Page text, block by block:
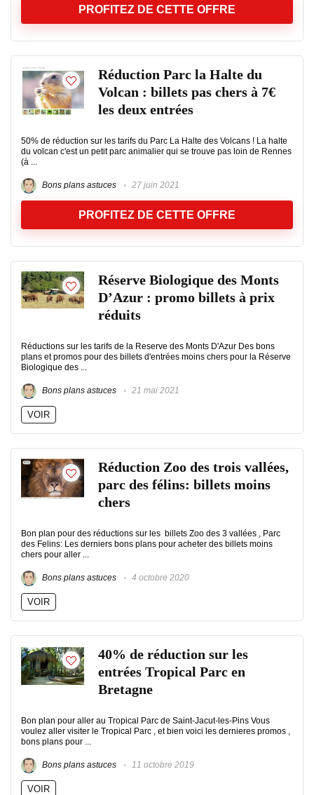
PROFITEZ DE CETTE OFFRE
Réduction Parc la Halte du
Volcan : billets pas chers à 7€
les deux entrées
50% de réduction sur les tarifs du Parc La Halte des Volcans ! La halte
du volcan c'est un petit parc animalier qui se trouve pas loin de Rennes
(à ...
Bons plans astuces 27 juin 2021
PROFITEZ DE CETTE OFFRE
Réserve Biologique des Monts
D’Azur : promo billets à prix
réduits
Réductions sur les tarifs de la Reserve des Monts D'Azur Des bons
plans et promos pour des billets d'entrées moins chers pour la Réserve
Biologique des ...
Bons plans astuces 21 mai 2021
VOIR
Réduction Zoo des trois vallées,
parc des félins: billets moins
chers
Bon plan pour des réductions sur les billets Zoo des 3 vallées , Parc
des Felins: Les derniers bons plans pour acheter des billets moins
chers pour aller ...
Bons plans astuces 4 octobre 2020
VOIR
40% de réduction sur les
entrées Tropical Parc en
Bretagne
Bon plan pour aller au Tropical Parc de Saint-Jacut-les-Pins Vous
voulez aller visiter le Tropical Parc , et bien voici les dernieres promos ,
bons plans pour ...
Bons plans astuces 11 octobre 2019
VOIR